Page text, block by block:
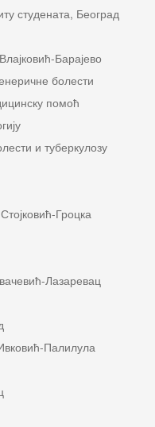
студената, Београд
Барајево
болести
помоћ
и туберкулозу
Гроцка
Лазаревац
Палилула